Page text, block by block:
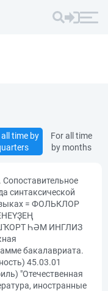
all time by
For all time
by months
. Сопоставительное
синтаксической
= ФОЛЬКЛОР
ҺӘМ ИНГЛИЗ
бакалавриата.
45.03.01
"Отечественная
иностранные